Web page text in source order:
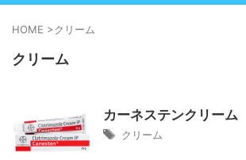
HOME >クリーム
クリーム
カーネステンクリーム
クリーム